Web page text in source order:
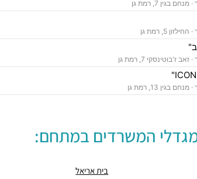
· מנחם בגין 7, רמת גן
· החילזון 5, רמת גן
· זאב ז'בוטינסקי 7, רמת גן
· מנחם בגין 13, רמת גן
·אבא הילל 12, רמת גן המשרדים במתחם:
בית אריאל